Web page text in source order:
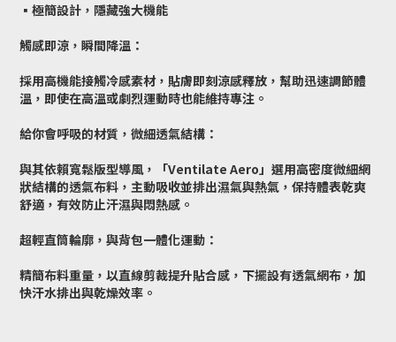
▪️極簡設計，隱藏強大機能
觸感即涼，瞬間降溫：
採用高機能接觸冷感素材，貼膚即刻涼感釋放，幫助迅速調節體
溫，即使在高溫或劇烈運動時也能維持專注。
給你會呼吸的材質，微細透氣結構：
與其依賴寬鬆版型導風，「Ventilate Aero」選用高密度微細網
狀結構的透氣布料，主動吸收並排出濕氣與熱氣，保持體表乾爽
舒適，有效防止汗濕與悶熱感。
超輕直筒輪廓，與背包一體化運動：
精簡布料重量，以直線剪裁提升貼合感，下擺設有透氣網布，加
快汗水排出與乾燥效率。